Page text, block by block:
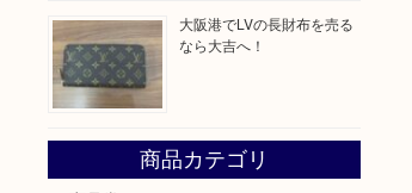
大阪港でLVの長財布を売る
なら大吉へ！
商品カテゴリ